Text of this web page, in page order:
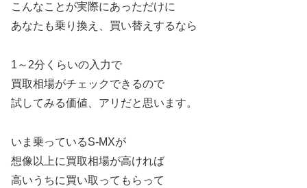
こんなことが実際にあっただけに
あなたも乗り換え、買い替えするなら
1～2分くらいの入力で
買取相場がチェックできるので
試してみる価値、アリだと思います。
いま乗っているS-MXが
想像以上に買取相場が高ければ
高いうちに買い取ってもらって